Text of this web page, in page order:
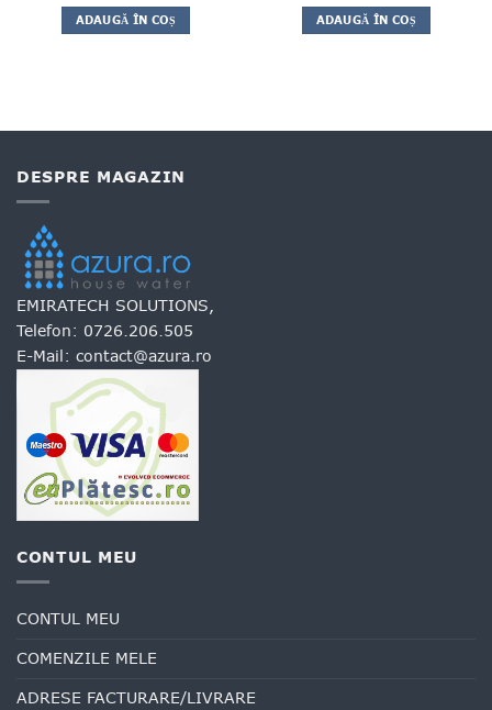
ADAUGĂ ÎN COȘ ADAUGĂ ÎN COȘ
DESPRE MAGAZIN
EMIRATECH SOLUTIONS,
Telefon: 0726.206.505
E-Mail: contact@azura.ro
CONTUL MEU
CONTUL MEU
COMENZILE MELE
ADRESE FACTURARE/LIVRARE